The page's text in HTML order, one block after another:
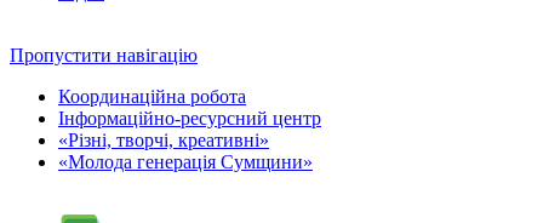
Пропустити навігацію
Координаційна робота
Інформаційно-ресурсний центр
«Різні, творчі, креативні»
«Молода генерація Сумщини»